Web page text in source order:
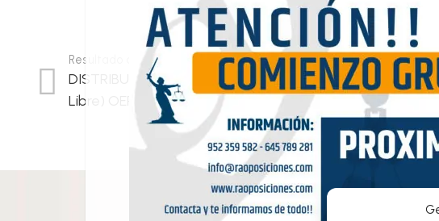
Resultado anterior
DISTRIBUCIÓN DE OPOSITORES POR CENTROS Y
Libre) OEP 17-18